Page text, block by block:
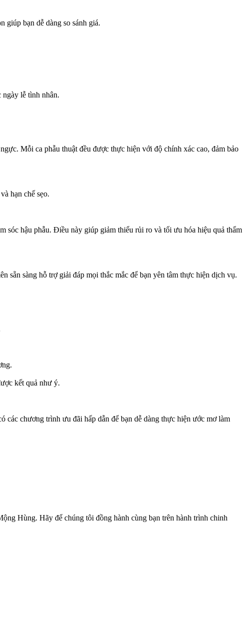
giúp bạn dễ dàng so sánh giá.
lễ tình nhân.
Mỗi ca phẫu thuật đều được thực hiện với độ chính xác cao, đảm bảo
hạn chế sẹo.
sóc hậu phẫu. Điều này giúp giảm thiểu rủi ro và tối ưu hóa hiệu quả thẩm
sàng hỗ trợ giải đáp mọi thắc mắc để bạn yên tâm thực hiện dịch vụ.
kết quả như ý.
chương trình ưu đãi hấp dẫn để bạn dễ dàng thực hiện ước mơ làm
Hùng. Hãy để chúng tôi đồng hành cùng bạn trên hành trình chinh